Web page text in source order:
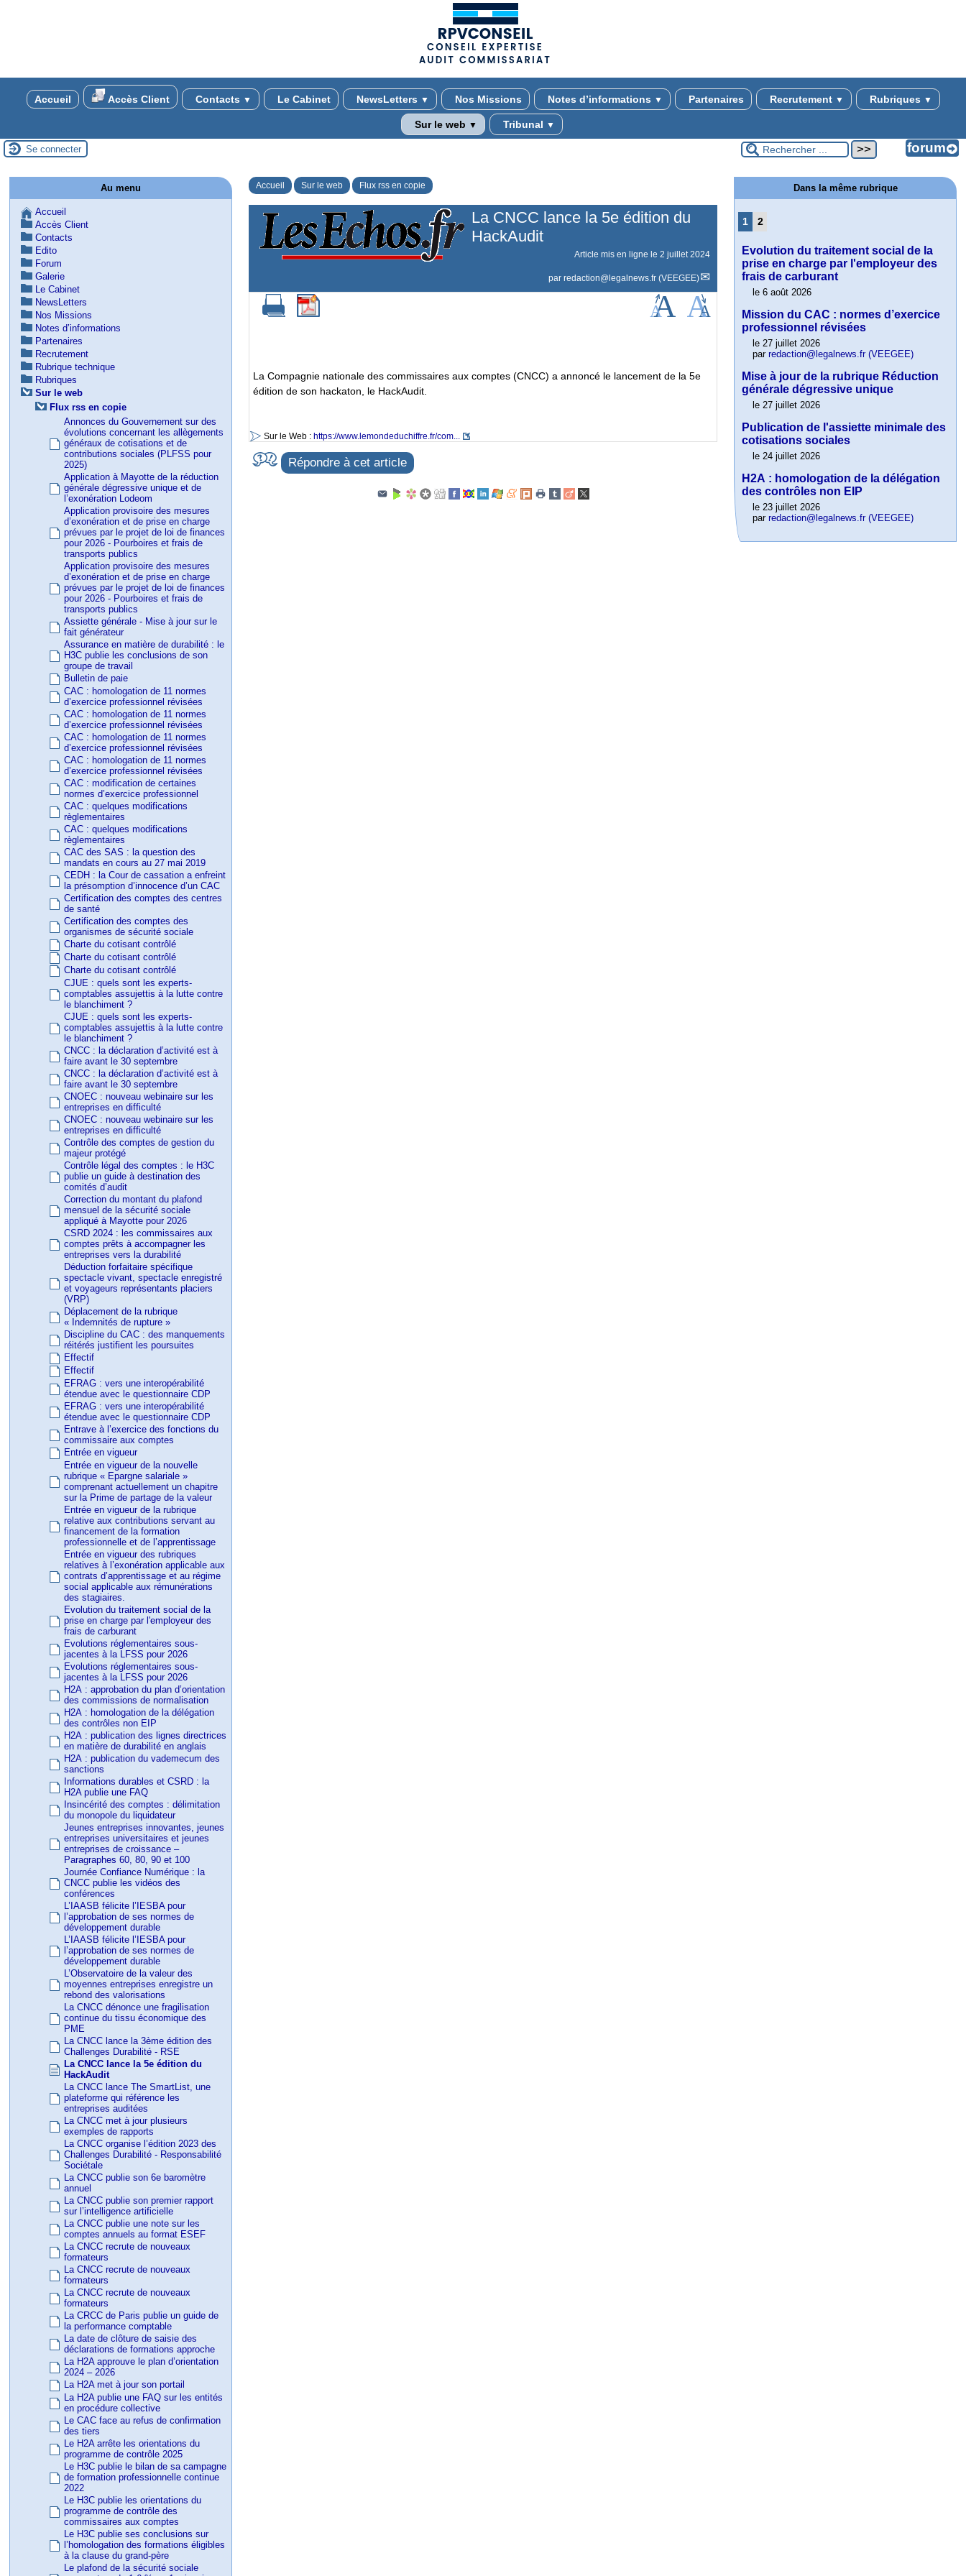
Accueil Accès Client Contacts ▼ Le Cabinet NewsLetters ▼ Nos Missions Notes d’informations ▼ Partenaires Recrutement ▼ Rubriques ▼
Sur le web ▼ Tribunal ▼
Se connecter
Accueil Sur le web Flux rss en copie
La CNCC lance la 5e édition du
HackAudit
Article mis en ligne le 2 juillet 2024
par redaction@legalnews.fr (VEEGEE)
La Compagnie nationale des commissaires aux comptes (CNCC) a annoncé le lancement de la 5e
édition de son hackaton, le HackAudit.
Sur le Web : https://www.lemondeduchiffre.fr/com...
Répondre à cet article
Au menu
Accueil
Accès Client
Contacts
Edito
Forum
Galerie
Le Cabinet
NewsLetters
Nos Missions
Notes d’informations
Partenaires
Recrutement
Rubrique technique
Rubriques
Sur le web
Flux rss en copie
Annonces du Gouvernement sur des
évolutions concernant les allègements
généraux de cotisations et de
contributions sociales (PLFSS pour
2025)
Application à Mayotte de la réduction
générale dégressive unique et de
l’exonération Lodeom
Application provisoire des mesures
d’exonération et de prise en charge
prévues par le projet de loi de finances
pour 2026 - Pourboires et frais de
transports publics
Application provisoire des mesures
d’exonération et de prise en charge
prévues par le projet de loi de finances
pour 2026 - Pourboires et frais de
transports publics
Assiette générale - Mise à jour sur le
fait générateur
Assurance en matière de durabilité : le
H3C publie les conclusions de son
groupe de travail
Bulletin de paie
CAC : homologation de 11 normes
d’exercice professionnel révisées
CAC : homologation de 11 normes
d’exercice professionnel révisées
CAC : homologation de 11 normes
d’exercice professionnel révisées
CAC : homologation de 11 normes
d’exercice professionnel révisées
CAC : modification de certaines
normes d’exercice professionnel
CAC : quelques modifications
règlementaires
CAC : quelques modifications
règlementaires
CAC des SAS : la question des
mandats en cours au 27 mai 2019
CEDH : la Cour de cassation a enfreint
la présomption d’innocence d’un CAC
Certification des comptes des centres
de santé
Certification des comptes des
organismes de sécurité sociale
Charte du cotisant contrôlé
Charte du cotisant contrôlé
Charte du cotisant contrôlé
CJUE : quels sont les experts-
comptables assujettis à la lutte contre
le blanchiment ?
CJUE : quels sont les experts-
comptables assujettis à la lutte contre
le blanchiment ?
CNCC : la déclaration d’activité est à
faire avant le 30 septembre
CNCC : la déclaration d’activité est à
faire avant le 30 septembre
CNOEC : nouveau webinaire sur les
entreprises en difficulté
CNOEC : nouveau webinaire sur les
entreprises en difficulté
Contrôle des comptes de gestion du
majeur protégé
Contrôle légal des comptes : le H3C
publie un guide à destination des
comités d’audit
Correction du montant du plafond
mensuel de la sécurité sociale
appliqué à Mayotte pour 2026
CSRD 2024 : les commissaires aux
comptes prêts à accompagner les
entreprises vers la durabilité
Déduction forfaitaire spécifique
spectacle vivant, spectacle enregistré
et voyageurs représentants placiers
(VRP)
Déplacement de la rubrique
« Indemnités de rupture »
Discipline du CAC : des manquements
réitérés justifient les poursuites
Effectif
Effectif
EFRAG : vers une interopérabilité
étendue avec le questionnaire CDP
EFRAG : vers une interopérabilité
étendue avec le questionnaire CDP
Entrave à l’exercice des fonctions du
commissaire aux comptes
Entrée en vigueur
Entrée en vigueur de la nouvelle
rubrique « Epargne salariale »
comprenant actuellement un chapitre
sur la Prime de partage de la valeur
Entrée en vigueur de la rubrique
relative aux contributions servant au
financement de la formation
professionnelle et de l’apprentissage
Entrée en vigueur des rubriques
relatives à l’exonération applicable aux
contrats d’apprentissage et au régime
social applicable aux rémunérations
des stagiaires.
Evolution du traitement social de la
prise en charge par l'employeur des
frais de carburant
Evolutions réglementaires sous-
jacentes à la LFSS pour 2026
Evolutions réglementaires sous-
jacentes à la LFSS pour 2026
H2A : approbation du plan d’orientation
des commissions de normalisation
H2A : homologation de la délégation
des contrôles non EIP
H2A : publication des lignes directrices
en matière de durabilité en anglais
H2A : publication du vademecum des
sanctions
Informations durables et CSRD : la
H2A publie une FAQ
Insincérité des comptes : délimitation
du monopole du liquidateur
Jeunes entreprises innovantes, jeunes
entreprises universitaires et jeunes
entreprises de croissance –
Paragraphes 60, 80, 90 et 100
Journée Confiance Numérique : la
CNCC publie les vidéos des
conférences
L’IAASB félicite l’IESBA pour
l’approbation de ses normes de
développement durable
L’IAASB félicite l’IESBA pour
l’approbation de ses normes de
développement durable
L’Observatoire de la valeur des
moyennes entreprises enregistre un
rebond des valorisations
La CNCC dénonce une fragilisation
continue du tissu économique des
PME
La CNCC lance la 3ème édition des
Challenges Durabilité - RSE
La CNCC lance la 5e édition du
HackAudit
La CNCC lance The SmartList, une
plateforme qui référence les
entreprises auditées
La CNCC met à jour plusieurs
exemples de rapports
La CNCC organise l’édition 2023 des
Challenges Durabilité - Responsabilité
Sociétale
La CNCC publie son 6e baromètre
annuel
La CNCC publie son premier rapport
sur l’intelligence artificielle
La CNCC publie une note sur les
comptes annuels au format ESEF
La CNCC recrute de nouveaux
formateurs
La CNCC recrute de nouveaux
formateurs
La CNCC recrute de nouveaux
formateurs
La CRCC de Paris publie un guide de
la performance comptable
La date de clôture de saisie des
déclarations de formations approche
La H2A approuve le plan d’orientation
2024 – 2026
La H2A met à jour son portail
La H2A publie une FAQ sur les entités
en procédure collective
Le CAC face au refus de confirmation
des tiers
Le H2A arrête les orientations du
programme de contrôle 2025
Le H3C publie le bilan de sa campagne
de formation professionnelle continue
2022
Le H3C publie les orientations du
programme de contrôle des
commissaires aux comptes
Le H3C publie ses conclusions sur
l’homologation des formations éligibles
à la clause du grand-père
Le plafond de la sécurité sociale
Dans la même rubrique
1 2
Evolution du traitement social de la
prise en charge par l'employeur des
frais de carburant
le 6 août 2026
Mission du CAC : normes d’exercice
professionnel révisées
le 27 juillet 2026
parredaction@legalnews.fr (VEEGEE)
Mise à jour de la rubrique Réduction
générale dégressive unique
le 27 juillet 2026
Publication de l'assiette minimale des
cotisations sociales
le 24 juillet 2026
H2A : homologation de la délégation
des contrôles non EIP
le 23 juillet 2026
parredaction@legalnews.fr (VEEGEE)